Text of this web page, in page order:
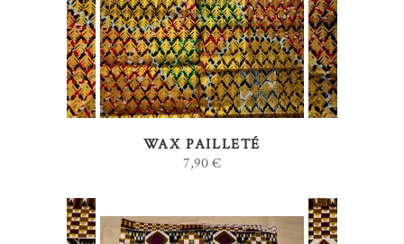
WAX PAILLETÉ
7,90€